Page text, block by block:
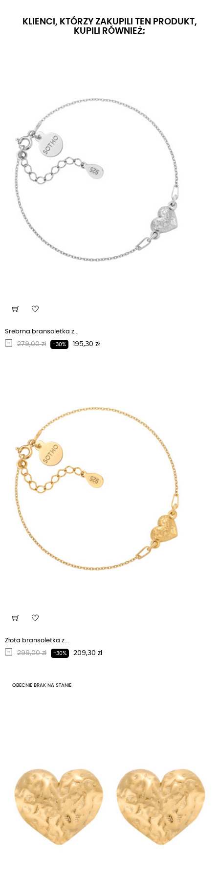
KLIENCI, KTÓRZY ZAKUPILI TEN PRODUKT,
KUPILI RÓWNIEŻ:
Srebrna bransoletka z...
Regularna cena
279,00 zł -30% Cena
195,30 zł
Złota bransoletka z...
Regularna cena
299,00 zł -30% Cena
209,30 zł
OBECNIE BRAK NA STANIE